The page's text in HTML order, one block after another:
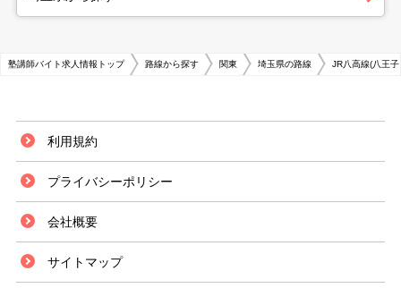
塾講師バイト求人情報トップ 路線から探す 関東 埼玉県の路線 JR八高線(八王
利用規約
プライバシーポリシー
会社概要
サイトマップ